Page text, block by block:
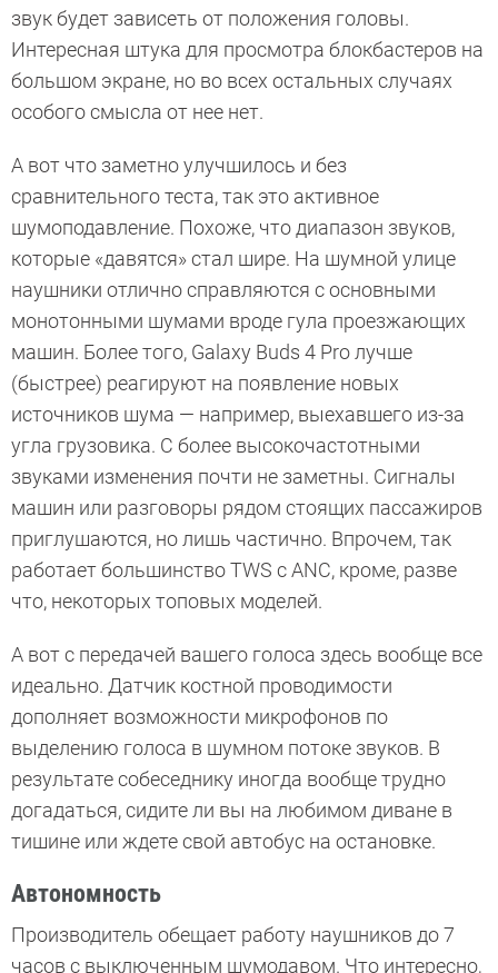
звук будет зависеть от положения головы.
Интересная штука для просмотра блокбастеров на
большом экране, но во всех остальных случаях
особого смысла от нее нет.
А вот что заметно улучшилось и без
сравнительного теста, так это активное
шумоподавление. Похоже, что диапазон звуков,
которые «давятся» стал шире. На шумной улице
наушники отлично справляются с основными
монотонными шумами вроде гула проезжающих
машин. Более того, Galaxy Buds 4 Pro лучше
(быстрее) реагируют на появление новых
источников шума — например, выехавшего из-за
угла грузовика. С более высокочастотными
звуками изменения почти не заметны. Сигналы
машин или разговоры рядом стоящих пассажиров
приглушаются, но лишь частично. Впрочем, так
работает большинство TWS c ANC, кроме, разве
что, некоторых топовых моделей.
А вот с передачей вашего голоса здесь вообще все
идеально. Датчик костной проводимости
дополняет возможности микрофонов по
выделению голоса в шумном потоке звуков. В
результате собеседнику иногда вообще трудно
догадаться, сидите ли вы на любимом диване в
тишине или ждете свой автобус на остановке.
Автономность
Производитель обещает работу наушников до 7
часов с выключенным шумодавом. Что интересно,